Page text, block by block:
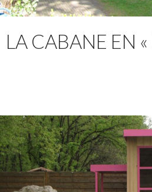
LA CABANE EN «